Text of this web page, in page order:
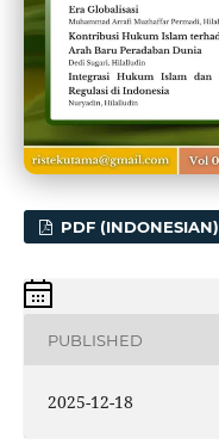
PDF (INDONESIAN)
PUBLISHED
2025-12-18